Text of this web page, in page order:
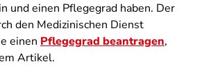
und einen Pflegegrad haben. Der
den Medizinischen Dienst
einen Pflegegrad beantragen,
Artikel.